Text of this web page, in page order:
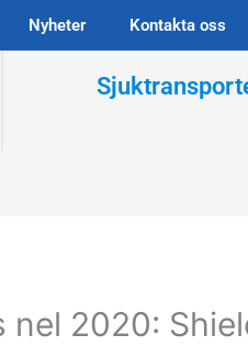
Nyheter Kontakta oss
nel 2020: